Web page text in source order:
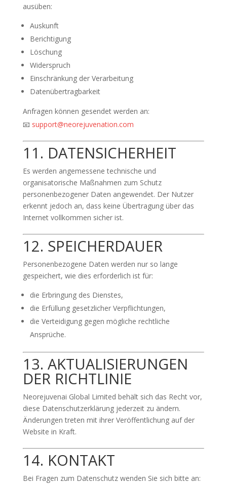
ausüben:
Auskunft
Berichtigung
Löschung
Widerspruch
Einschränkung der Verarbeitung
Datenübertragbarkeit
Anfragen können gesendet werden an:
📧 support@neorejuvenation.com
11. DATENSICHERHEIT
Es werden angemessene technische und
organisatorische Maßnahmen zum Schutz
personenbezogener Daten angewendet. Der Nutzer
erkennt jedoch an, dass keine Übertragung über das
Internet vollkommen sicher ist.
12. SPEICHERDAUER
Personenbezogene Daten werden nur so lange
gespeichert, wie dies erforderlich ist für:
die Erbringung des Dienstes,
die Erfüllung gesetzlicher Verpflichtungen,
die Verteidigung gegen mögliche rechtliche
Ansprüche.
13. AKTUALISIERUNGEN
DER RICHTLINIE
Neorejuvenai Global Limited behält sich das Recht vor,
diese Datenschutzerklärung jederzeit zu ändern.
Änderungen treten mit ihrer Veröffentlichung auf der
Website in Kraft.
14. KONTAKT
Bei Fragen zum Datenschutz wenden Sie sich bitte an: